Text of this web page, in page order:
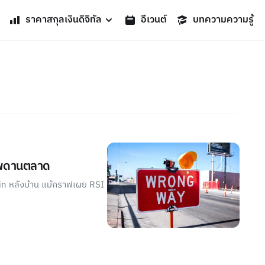
ราคาสกุลเงินดิจิทัล อีเวนต์ บทความความรู้
านตลาด
หลังบ้าน แม้กราฟเผย RSI